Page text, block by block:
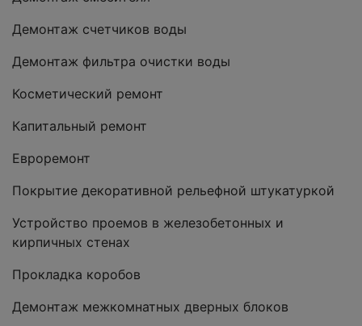
Демонтаж счетчиков воды
Демонтаж фильтра очистки воды
Косметический ремонт
Капитальный ремонт
Евроремонт
Покрытие декоративной рельефной штукатуркой
Устройство проемов в железобетонных и
кирпичных стенах
Прокладка коробов
Демонтаж межкомнатных дверных блоков